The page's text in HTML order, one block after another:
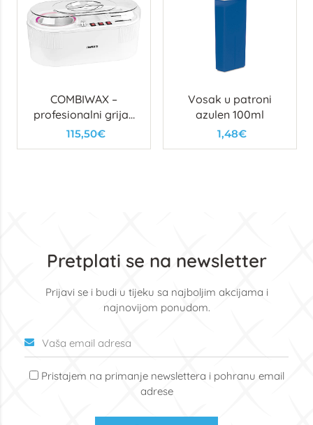
COMBIWAX –
profesionalni grijač
kantica i patrona
115,50€
Vosak u patroni
azulen 100ml
1,48€
Pretplati se na newsletter
Prijavi se i budi u tijeku sa najboljim akcijama i
najnovijom ponudom.
Pristajem na primanje newslettera i pohranu email
adrese